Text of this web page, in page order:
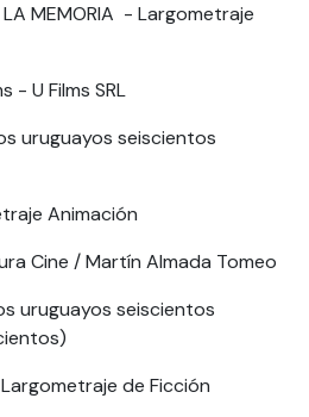
LA MEMORIA - Largometraje
- U Films SRL
uruguayos seiscientos
Animación
Cine / Martín Almada Tomeo
uruguayos seiscientos
de Ficción